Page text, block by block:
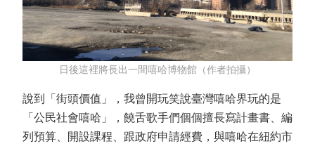
日後這裡將長出一間嘻哈博物館（作者拍攝）
說到「街頭價值」，我曾開玩笑說臺灣嘻哈界玩的是
「公民社會嘻哈」，饒舌歌手們個個擅長寫計畫書、編
列預算、開設課程、跟政府申請經費，與嘻哈在紐約市